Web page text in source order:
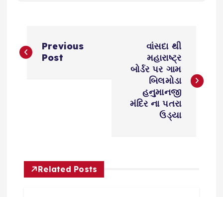
o
a
v
Previous
Post
વાંસદા થી
મહારાષ્ટ્ર
બોર્ડર પર ગામ
બિલમોડા
હનુમાનજી
મંદિર ના પતરા
ઉડ્યા
Related Posts